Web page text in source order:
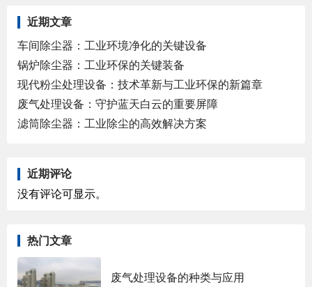
近期文章
车间除尘器：工业环境净化的关键设备
锅炉除尘器：工业环保的关键装备
现代粉尘处理设备：技术革新与工业环保的新篇章
废气处理设备：守护蓝天白云的重要屏障
滤筒除尘器：工业除尘的高效解决方案
近期评论
没有评论可显示。
热门文章
废气处理设备的种类与应用